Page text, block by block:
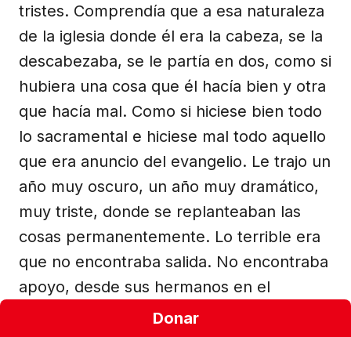
Donar
tristes. Comprendía que a esa naturaleza
de la iglesia donde él era la cabeza, se la
descabezaba, se le partía en dos, como si
hubiera una cosa que él hacía bien y otra
que hacía mal. Como si hiciese bien todo
lo sacramental e hiciese mal todo aquello
que era anuncio del evangelio. Le trajo un
año muy oscuro, un año muy dramático,
muy triste, donde se replanteaban las
cosas permanentemente. Lo terrible era
que no encontraba salida. No encontraba
apoyo, desde sus hermanos en el
episcopado, ni desde la nunciatura